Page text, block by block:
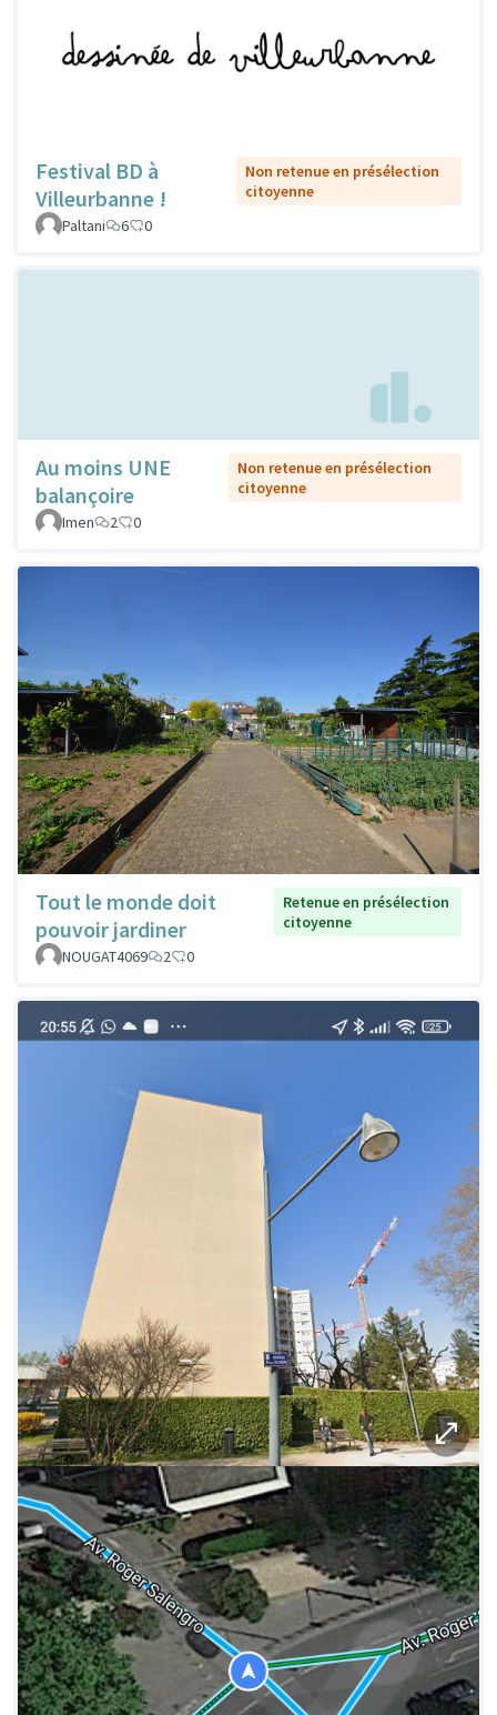
Festival BD à
Villeurbanne !
Non retenue en présélection
citoyenne
Paltani
6 0
Au moins UNE
balançoire
Non retenue en présélection
citoyenne
Imen
2 0
Tout le monde doit
pouvoir jardiner
Retenue en présélection
citoyenne
NOUGAT4069
2 0